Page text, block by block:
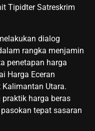
Tipidter Satreskrim
dialog
rangka menjamin
penetapan harga
Harga Eceran
Utara.
harga beras
tepat sasaran